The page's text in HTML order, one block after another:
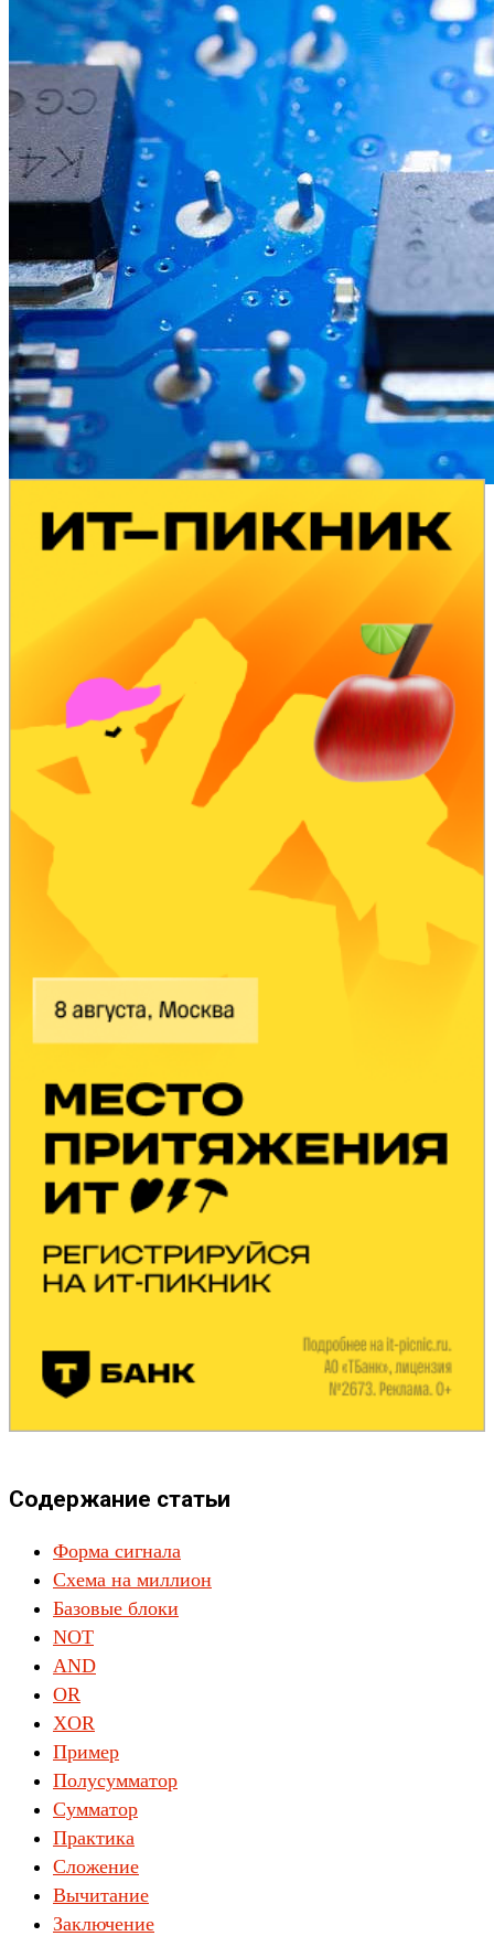
Содержание статьи
Форма сигнала
Схема на миллион
Базовые блоки
NOT
AND
OR
XOR
Пример
Полусумматор
Сумматор
Практика
Сложение
Вычитание
Заключение